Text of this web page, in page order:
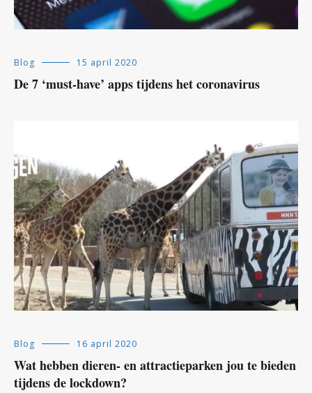
Blog 15 april 2020
De 7 ‘must-have’ apps tijdens het coronavirus
Blog 16 april 2020
Wat hebben dieren- en attractieparken jou te bieden
tijdens de lockdown?